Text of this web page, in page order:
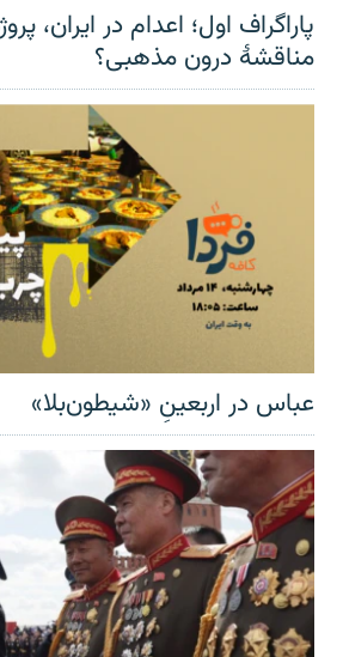
پاراگراف اول؛ اعدام در ایران،
مناقشهٔ درون مذهبی؟
عباس در اربعینِ «شیطون‌بلا»